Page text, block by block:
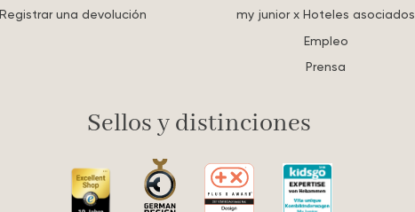
una devolución
my junior x Hoteles asociados
Empleo
Prensa
Sellos y distinciones